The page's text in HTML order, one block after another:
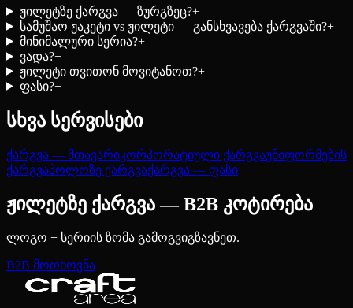
ჟილეტზე ქარგვა — ზურგზეც?+
სამუშაო ჟაკეტი vs ჟილეტი — განსხვავება ქარგვაში?+
მინიმალური სერია?+
ვადა?+
ჟილეტი თვითონ მოვიტანოთ?+
ფასი?+
სხვა სერვისები
ქარგვა — მთავარიკორპორატიული ქარგვაუნიფორმების
ქარგვაპოლოზე ქარგვაქარგვა — ფასი
ჟილეტზე ქარგვა — B2B კოტირება
ლოგო + სერიის ზომა გამოგვიგზავნეთ.
B2B მოთხოვნა